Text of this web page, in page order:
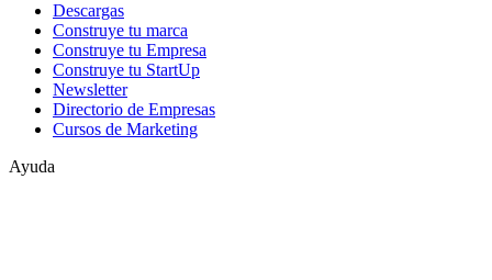
Descargas
Construye tu marca
Construye tu Empresa
Construye tu StartUp
Newsletter
Directorio de Empresas
Cursos de Marketing
Ayuda